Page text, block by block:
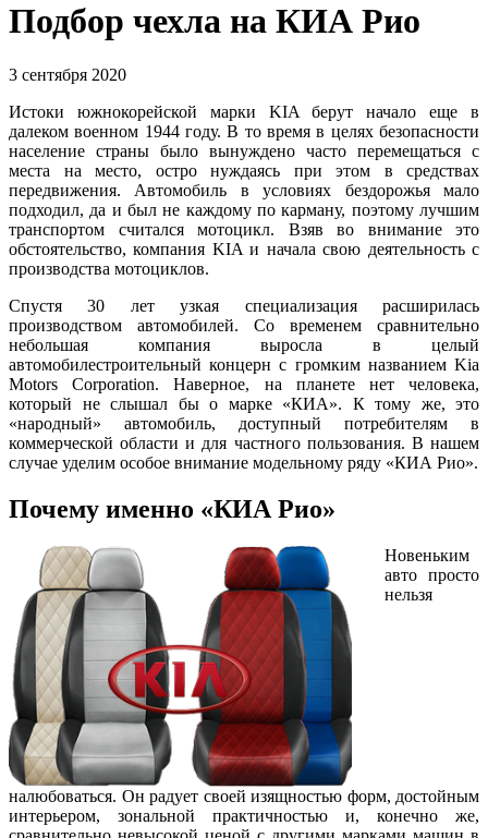
Подбор чехла на КИА Рио
3 сентября 2020
Истоки южнокорейской марки KIA берут начало еще в
далеком военном 1944 году. В то время в целях безопасности
население страны было вынуждено часто перемещаться с
места на место, остро нуждаясь при этом в средствах
передвижения. Автомобиль в условиях бездорожья мало
подходил, да и был не каждому по карману, поэтому лучшим
транспортом считался мотоцикл. Взяв во внимание это
обстоятельство, компания KIA и начала свою деятельность с
производства мотоциклов.
Спустя 30 лет узкая специализация расширилась
производством автомобилей. Со временем сравнительно
небольшая компания выросла в целый
автомобилестроительный концерн с громким названием Kia
Motors Corporation. Наверное, на планете нет человека,
который не слышал бы о марке «КИА». К тому же, это
«народный» автомобиль, доступный потребителям в
коммерческой области и для частного пользования. В нашем
случае уделим особое внимание модельному ряду «КИА Рио».
Почему именно «КИА Рио»
Новеньким
авто просто
нельзя
налюбоваться. Он радует своей изящностью форм, достойным
интерьером, зональной практичностью и, конечно же,